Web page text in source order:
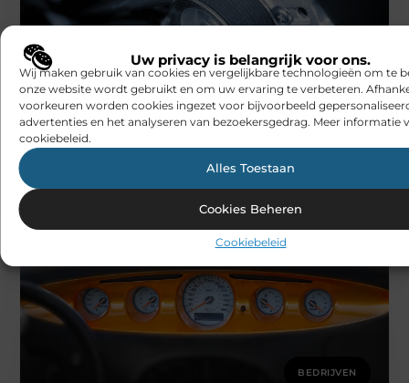
Uw privacy is belangrijk voor ons.
Wij maken gebruik van cookies en vergelijkbare technologieën om te
onze website wordt gebruikt en om uw ervaring te verbeteren.
voorkeuren worden cookies ingezet voor bijvoorbeeld
advertenties en het analyseren van bezoekersgedrag. Meer informatie
cookiebeleid.
Alles Toestaan
Cookies Beheren
Cookiebeleid
BEDRIJVEN
Beabingo
Gids voor basisonderhoud en een vlotte
herstelling van uw Manitou-heftruck
Het regelmatig uitvoeren van basis onderhoud aan uw
Manitou-heftruck is essentieel voor een optimale
werking en lange levensduur. Veelvoorkomende taken
BEDRIJVEN